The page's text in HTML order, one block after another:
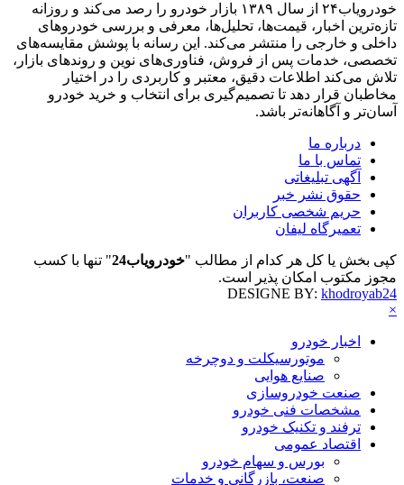
خودرویاب۲۴ از سال ۱۳۸۹ بازار خودرو را رصد می‌کند و روزانه
تازه‌ترین اخبار، قیمت‌ها، تحلیل‌ها، معرفی و بررسی خودروهای
داخلی و خارجی را منتشر می‌کند. این رسانه با پوشش مقایسه‌های
تخصصی، خدمات پس از فروش، فناوری‌های نوین و روندهای بازار،
تلاش می‌کند اطلاعات دقیق، معتبر و کاربردی را در اختیار
مخاطبان قرار دهد تا تصمیم‌گیری برای انتخاب و خرید خودرو
آسان‌تر و آگاهانه‌تر باشد.
درباره ما
تماس با ما
آگهی تبلیغاتی
حقوق نشر خبر
حریم شخصی کاربران
تعمیرگاه لیفان
کپی بخش یا کل هر کدام از مطالب "خودرویاب24
" تنها با کسب
مجوز مکتوب امکان پذیر است.
DESIGNE BY: khodroyab24
×
اخبار خودرو
موتورسیکلت و دوچرخه
صنایع هوایی
صنعت خودروسازی
مشخصات فنی خودرو
ترفند و تکنیک خودرو
اقتصاد عمومی
بورس و سهام خودرو
صنعت، بازرگانی و خدمات